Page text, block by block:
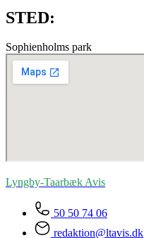
STED:
Sophienholms park
Lyngby-TaarbækAvis
50 50 74 06
redaktion@ltavis.dk